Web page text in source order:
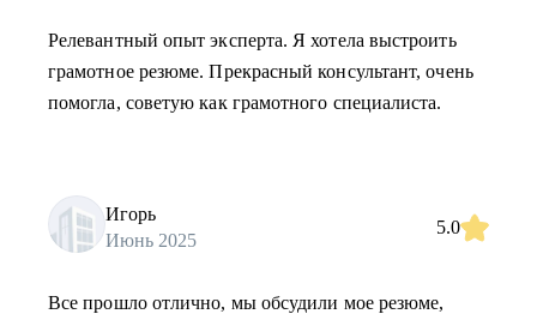
Релевантный опыт эксперта. Я хотела выстроить
грамотное резюме. Прекрасный консультант, очень
помогла, советую как грамотного специалиста.
Игорь
Июнь 2025
5.0
Все прошло отлично, мы обсудили мое резюме,